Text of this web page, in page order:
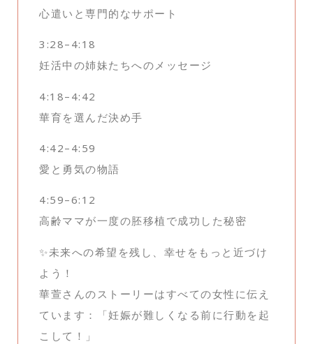
心遣いと専門的なサポート
3:28–4:18
妊活中の姉妹たちへのメッセージ
4:18–4:42
華育を選んだ決め手
4:42–4:59
愛と勇気の物語
4:59–6:12
高齢ママが一度の胚移植で成功した秘密
✨未来への希望を残し、幸せをもっと近づけ
よう！
華萱さんのストーリーはすべての女性に伝え
ています：「妊娠が難しくなる前に行動を起
こして！」